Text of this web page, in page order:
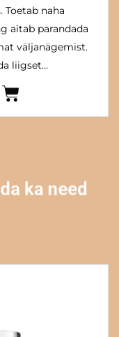
Toetab naha
aitab parandada
väljanägemist.
liigset…
ka need